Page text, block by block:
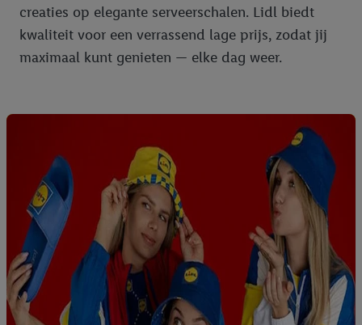
creaties op elegante serveerschalen. Lidl biedt
kwaliteit voor een verrassend lage prijs, zodat jij
maximaal kunt genieten — elke dag weer.